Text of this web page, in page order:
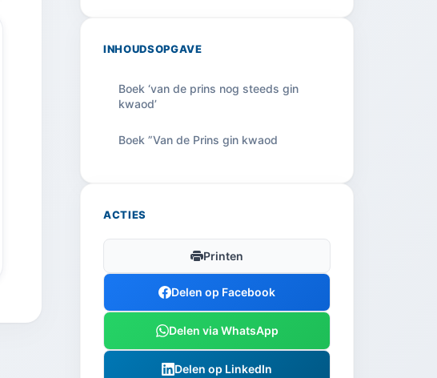
INHOUDSOPGAVE
Boek ‘van de prins nog steeds gin
kwaod’
Boek ”Van de Prins gin kwaod
ACTIES
Printen
Delen op Facebook
Delen via WhatsApp
Delen op LinkedIn